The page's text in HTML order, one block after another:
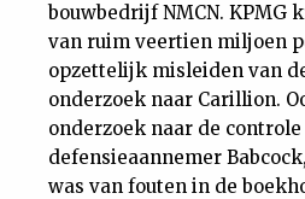
bouwbedrijf NMCN. KPMG
van ruim veertien miljoen
opzettelijk misleiden van
onderzoek naar Carillion.
onderzoek naar de controle
defensieaannemer
was van fouten in de